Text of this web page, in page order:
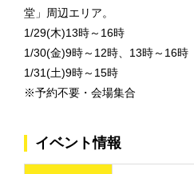
堂」周辺エリア。
1/29(木)13時～16時
1/30(金)9時～12時、13時～16時
1/31(土)9時～15時
※予約不要・会場集合
イベント情報